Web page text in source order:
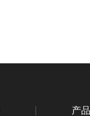
产